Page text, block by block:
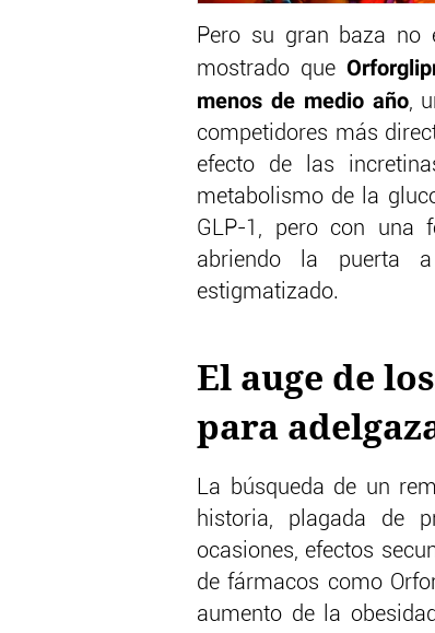
Pero su gran baza no
mostrado que
menos de medio año,
competidores más
efecto de las
metabolismo de la
GLP-1, pero con una
abriendo la puerta
estigmatizado.
El auge de
para
La búsqueda de un
historia, plagada de
ocasiones, efectos
de fármacos como
aumento de la